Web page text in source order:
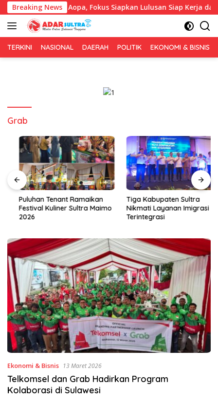
Langsung
ke
konten
Breaking News
IAI Rawa Aopa, Fokus Siapkan Lulusan Siap Kerja dan
TERKINI NASIONAL DAERAH POLITIK EKONOMI & BISNIS
Grab
Puluhan Tenant Ramaikan
Festival Kuliner Sultra Maimo
2026
Tiga Kabupaten Sultra
Nikmati Layanan Imigrasi
Terintegrasi
Ekonomi & Bisnis 13 Maret 2026
Telkomsel dan Grab Hadirkan Program
Kolaborasi di Sulawesi